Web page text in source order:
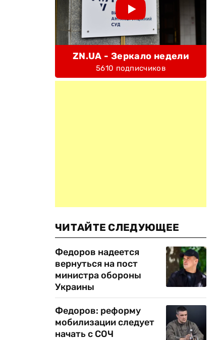
ZN.UA - Зеркало недели
5610 подписчиков
ЧИТАЙТЕ СЛЕДУЮЩЕЕ
Федоров надеется
вернуться на пост
министра обороны
Украины
Федоров: реформу
мобилизации следует
начать с СОЧ